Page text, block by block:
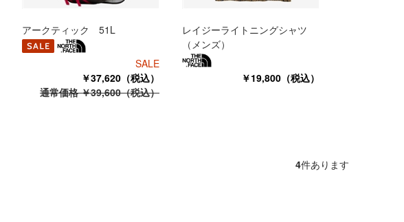
アークティック 51L
SALE
￥37,620（税込）
通常価格 ￥39,600（税込）
レイジーライトニングシャツ
（メンズ）
￥19,800（税込）
4件あります